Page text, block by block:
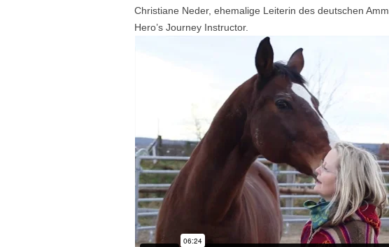
Christiane Neder, ehemalige Leiterin des deutschen
Hero’s Journey Instructor.